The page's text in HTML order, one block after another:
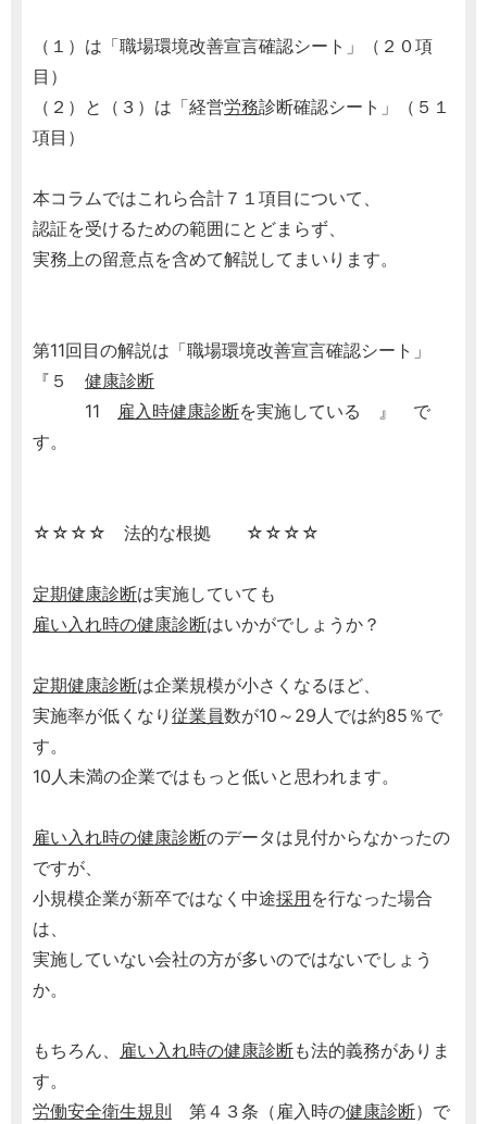
（１）は「職場環境改善宣言確認シート」（２０項
目）
（２）と（３）は「経営労務診断確認シート」（５１
項目）
本コラムではこれら合計７１項目について、
認証を受けるための範囲にとどまらず、
実務上の留意点を含めて解説してまいります。
第11回目の解説は「職場環境改善宣言確認シート」
『５ 健康診断
11 雇入時健康診断を実施している 』 で
す。
☆☆☆☆ 法的な根拠 ☆☆☆☆
定期健康診断は実施していても
雇い入れ時の健康診断はいかがでしょうか？
定期健康診断は企業規模が小さくなるほど、
実施率が低くなり 従業員数が10～29人では約85％で
す。
10人未満の企業ではもっと低いと思われます。
雇い入れ時の健康診断のデータは見付からなかったの
ですが、
小規模企業が新卒ではなく中途採用を行なった場合
は、
実施していない会社の方が多いのではないでしょう
か。
もちろん、 雇い入れ時の健康診断も法的義務がありま
す。
労働安全衛生規則 第４３条（雇入時の健康診断）で